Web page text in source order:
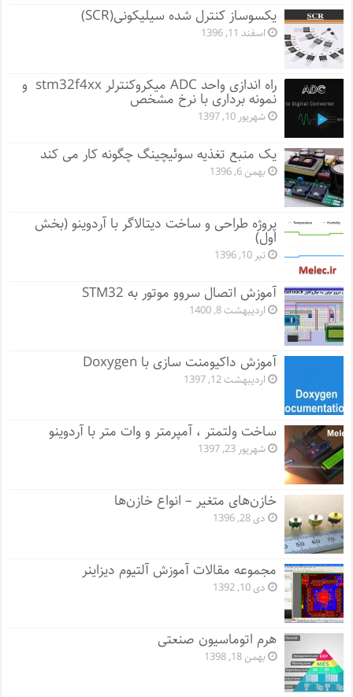
یکسوساز کنترل شده سیلیکونی(SCR)
اسفند 11, 1396
راه اندازی واحد ADC میکروکنترلر stm32f4xx و
نمونه برداری با نرخ مشخص
شهریور 10, 1397
یک منبع تغذیه سوئیچینگ چگونه کار می کند
بهمن 6, 1396
پروژه طراحی و ساخت دیتالاگر با آردوینو (بخش
اول)
تیر 10, 1396
آموزش اتصال سروو موتور به STM32
اردیبهشت 8, 1400
آموزش داکیومنت سازی با Doxygen
اردیبهشت 12, 1397
ساخت ولتمتر ، آمپرمتر و وات متر با آردوینو
شهریور 23, 1397
خازن‌های متغیر – انواع خازن‌ها
دی 28, 1396
مجموعه مقالات آموزش آلتیوم دیزاینر
دی 10, 1392
هرم اتوماسیون صنعتی
بهمن 18, 1398